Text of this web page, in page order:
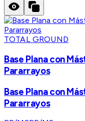
TOTAL GROUND
Base Plana con
Pararrayos
Base Plana con
Pararrayos